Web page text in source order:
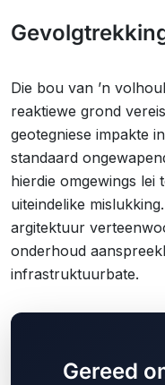
Die bou van ’n
reaktiewe grond
geotegniese impakte
standaard
hierdie omgewings lei
uiteindelike
argitektuur
onderhoud
infrastruktuurbate.
Gereed